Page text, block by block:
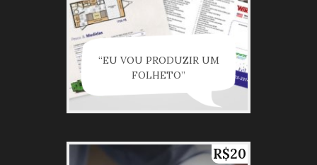
“EU VOU PRODUZIR UM
FOLHETO”
R$20